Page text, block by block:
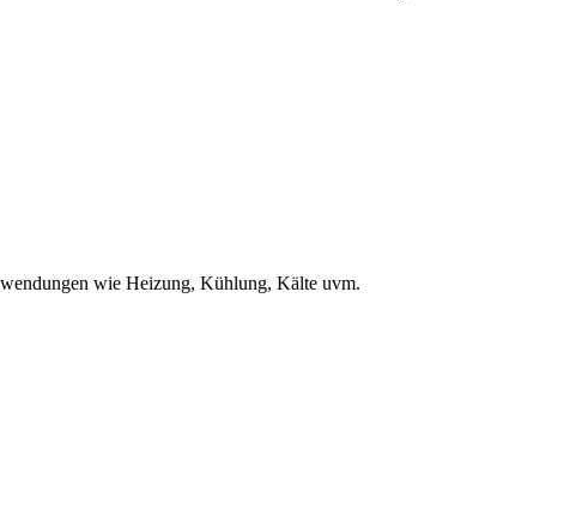
wie Heizung, Kühlung, Kälte uvm.